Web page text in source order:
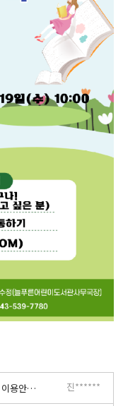
진천군립도서관 지하주차장 이용안내(일부 폐쇄) 진******